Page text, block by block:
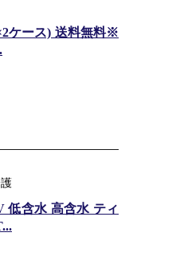
ケース) 送料無料※
低含水 高含水 ティ